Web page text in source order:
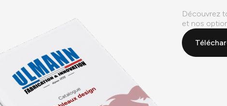
Découvrez
et nos